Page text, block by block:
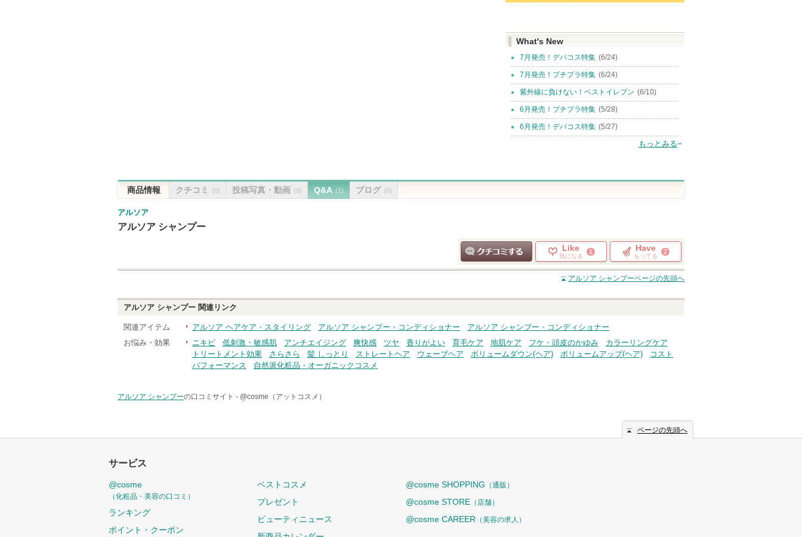
What's New
7月発売！デパコス特集 (6/24)
7月発売！プチプラ特集 (6/24)
紫外線に負けない！ベストイレブン (6/10)
6月発売！プチプラ特集 (5/28)
6月発売！デパコス特集 (5/27)
もっとみる
商品情報 クチコミ (0) 投稿写真・動画 (0) Q&A (1) ブログ (0)
アルソア
アルソア シャンプー
クチコミする
Like
気になる
1 Have
もってる
2
アルソア シャンプーページの先頭へ
アルソア シャンプー 関連リンク
関連アイテム アルソア ヘアケア・スタイリング アルソア シャンプー・コンディショナー
アルソア シャンプー・コンディショナー
お悩み・効果
ニキビ 低刺激・敏感肌 アンチエイジング 爽快感 ツヤ 香りがよい 育毛ケア 地肌ケア フケ・頭皮のかゆみ
カラーリングケア
トリートメント効果
さらさら 髪 しっとり ストレートヘア ウェーブヘア ボリュームダウン(ヘア) ボリュームアップ(ヘア)
コスト
パフォーマンス
自然派化粧品・オーガニックコスメ
アルソア シャンプーの口コミサイト - @cosme（アットコスメ）
ページの先頭へ
サービス
@cosme
（化粧品・美容の口コミ）
ランキング
ポイント・クーポン
ベストコスメ
プレゼント
ビューティニュース
@cosme SHOPPING （通販）
@cosme STORE （店舗）
@cosme CAREER （美容の求人）